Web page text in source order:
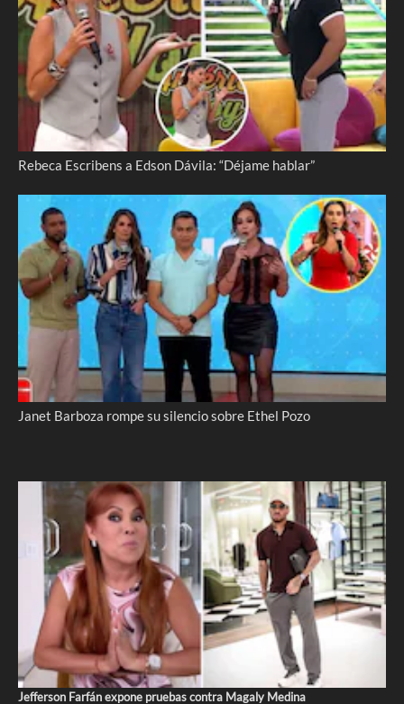
Rebeca Escribens a Edson Dávila: “Déjame hablar”
Janet Barboza rompe su silencio sobre Ethel Pozo
Jefferson Farfán expone pruebas contra Magaly Medina